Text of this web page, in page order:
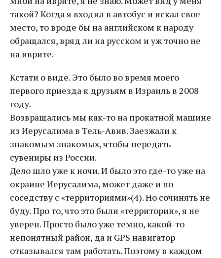
такой? Когда я входил в автобус и искал свое
место, то вроде бы на английском к народу
обращался, вряд ли на русском и уж точно не
на иврите.
Кстати о виде. Это было во время моего
первого приезда к друзьям в Израиль в 2008
году.
Возвращались мы как-то на прокатной машине
из Иерусалима в Тель-Авив. Заезжали к
знакомым знакомых, чтобы передать
сувениры из России.
Дело шло уже к ночи. И было это где-то уже на
окраине Иерусалима, может даже и по
соседству с «территориями»(4). Но сочинять не
буду. Про то, что это были «территории», я не
уверен. Просто было уже темно, какой-то
непонятный район, да и GPS навигатор
отказывался там работать. Поэтому в каждом